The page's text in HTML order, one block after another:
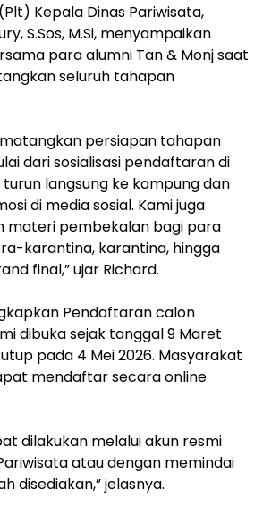
Kepala Dinas Pariwisata,
S.Sos, M.Si, menyampaikan
para alumni Tan & Monj saat
seluruh tahapan
persiapan tahapan
dari sosialisasi pendaftaran di
langsung ke kampung dan
di media sosial. Kami juga
materi pembekalan bagi para
karantina, karantina, hingga
final,” ujar Richard.
Pendaftaran calon
dibuka sejak tanggal 9 Maret
pada 4 Mei 2026. Masyarakat
mendaftar secara online
dilakukan melalui akun resmi
atau dengan memindai
disediakan,” jelasnya.